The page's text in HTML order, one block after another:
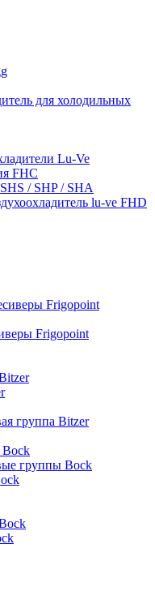
для холодильных
Lu-Ve
FHC
/ SHP / SHA
lu-ve FHD
Frigopoint
Frigopoint
группа Bitzer
Bock
группы Bock